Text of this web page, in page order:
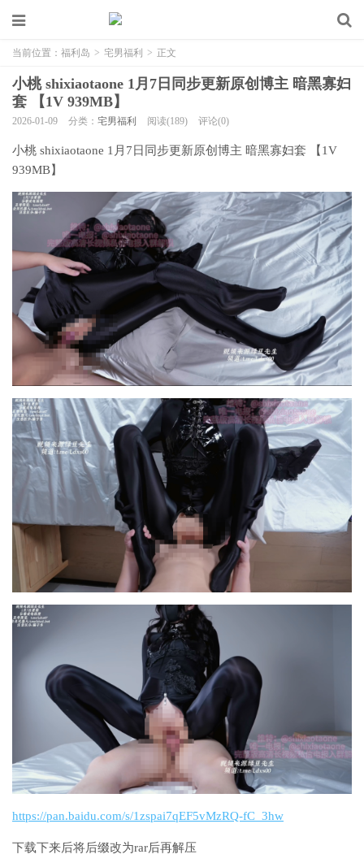
当前位置： 福利岛 > 宅男福利 > 正文
小桃 shixiaotaone 1月7日同步更新原创博主 暗黑寡妇
套 【1V 939MB】
2026-01-09 分类： 宅男福利 阅读(189) 评论(0)
小桃 shixiaotaone 1月7日同步更新原创博主 暗黑寡妇套 【1V
939MB】
https://pan.baidu.com/s/1zspai7qEF5vMzRQ-fC_3hw
下载下来后将后缀改为rar后再解压